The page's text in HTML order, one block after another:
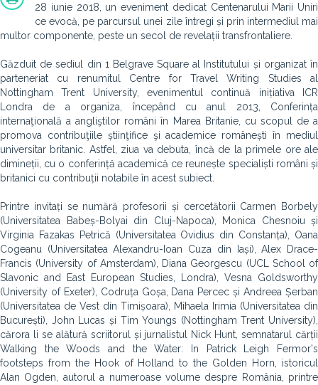
28 iunie 2018, un eveniment dedicat Centenarului Marii Uniri
ce evocă, pe parcursul unei zile întregi și prin intermediul mai
multor componente, peste un secol de revelații transfrontaliere.
Găzduit de sediul din 1 Belgrave Square al Institutului și organizat în
parteneriat cu renumitul Centre for Travel Writing Studies al
Nottingham Trent University, evenimentul continuă inițiativa ICR
Londra de a organiza, începând cu anul 2013, Conferința
internaţională a angliştilor români în Marea Britanie, cu scopul de a
promova contribuţiile știinţifice şi academice românești în mediul
universitar britanic. Astfel, ziua va debuta, încă de la primele ore ale
dimineții, cu o conferință academică ce reunește specialiști români și
britanici cu contribuții notabile în acest subiect.
Printre invitați se numără profesorii și cercetătorii Carmen Borbely
(Universitatea Babeș-Bolyai din Cluj-Napoca), Monica Chesnoiu și
Virginia Fazakas Petrică (Universitatea Ovidius din Constanța), Oana
Cogeanu (Universitatea Alexandru-Ioan Cuza din Iași), Alex Drace-
Francis (University of Amsterdam), Diana Georgescu (UCL School of
Slavonic and East European Studies, Londra), Vesna Goldsworthy
(University of Exeter), Codruța Goșa, Dana Percec și Andreea Șerban
(Universitatea de Vest din Timișoara), Mihaela Irimia (Universitatea din
București), John Lucas și Tim Youngs (Nottingham Trent University),
cărora li se alătură scriitorul și jurnalistul Nick Hunt, semnatarul cărții
Walking the Woods and the Water: In Patrick Leigh Fermor's
footsteps from the Hook of Holland to the Golden Horn, istoricul
Alan Ogden, autorul a numeroase volume despre România, printre